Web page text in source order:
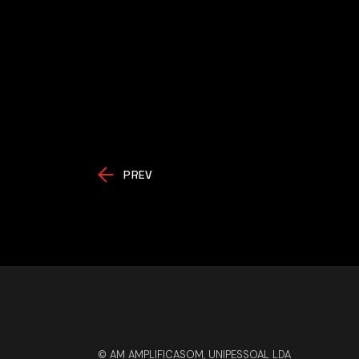
PREV
© AM AMPLIFICASOM, UNIPESSOAL LDA